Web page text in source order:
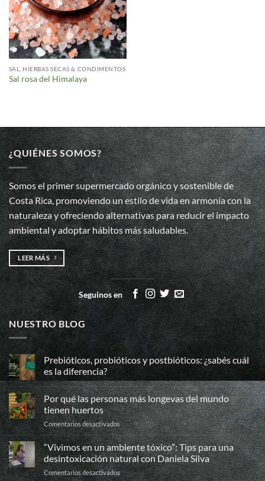
SAL, HIERBAS SECAS & CONDIMENTOS
Sal rosa del Himalaya
¿QUIÉNES SOMOS?
Somos el primer supermercado orgánico y sostenible de
Costa Rica, promoviendo un estilo de vida en armonía con la
naturaleza y ofreciendo alternativas para reducir el impacto
ambiental y adoptar hábitos más saludables.
LEER MÁS
Seguinos en
NUESTRO BLOG
Prebióticos, probióticos y postbióticos: ¿sabés cuál
es la diferencia?
No
hay
comentarios
en
Prebióticos,
probióticos
y
postbióticos:
¿sabés
cuál
es
la
diferencia?
Por qué las personas más longevas del mundo
tienen huertos
Comentarios desactivadosen
Por
qué
las
personas
más
“Vivimos en un ambiente tóxico”: Tips para una
desintoxicación natural con Daniela Silva
Comentarios desactivadosen